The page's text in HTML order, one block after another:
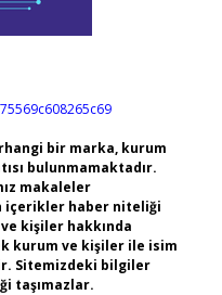
bir marka, kurum
bulunmamaktadır.
makaleler
içerikler haber niteliği
kişiler hakkında
kurum ve kişiler ile isim
Sitemizdeki bilgiler
taşımazlar.